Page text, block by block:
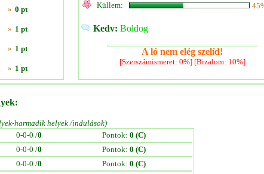
» 0 pt
» 1 pt
» 1 pt
» 1 pt
Küllem:
Kedv: Boldog
A ló nem elég szelíd!
[Szerszámismeret: 0%] [Bizalom: 10%]
harmadik helyek /indulások)
0-0-0 /0 Pontok: 0 (C)
0-0-0 /0 Pontok: 0 (C)
0-0-0 /0 Pontok: 0 (C)